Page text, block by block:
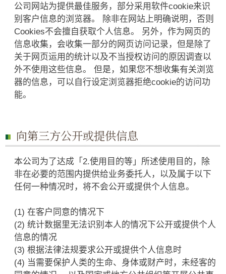
公司网站为提供最佳服务，部分采用软件cookie来识
别客户信息的浏览器。 除非在网站上明确说明，否则
Cookies不会擅自获取个人信息。 另外，作为网页的
信息收集，会收集一部分的网页访问记录，但是除了
关于网页运用的统计以及不当授权访问的原因调查以
外不使用这些信息。 但是，如果您不想收集有关浏览
器的信息，可以自行设定浏览器拒绝cookie的访问功
能。
向第三方公开或提供信息
本公司为了达成「2.使用目的等」所述使用目的，除
非在必要的范围内提供给业务委托人，以及属于以下
任何一种情况时，将不会公开或提供个人信息。
(1) 在客户同意的情况下
(2) 统计数据里无法识别本人的情况下公开或提供个人
信息的情况
(3) 根据法律法规要求公开或提供个人信息时
(4) 当需要保护人类的生命、身体或财产时，未经客的